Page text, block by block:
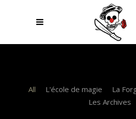
All L'école de magie La
Les Archives